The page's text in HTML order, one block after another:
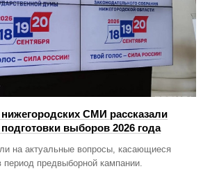
СМИ рассказали
выборов 2026 года
на актуальные вопросы, касающиеся
предвыборной кампании.